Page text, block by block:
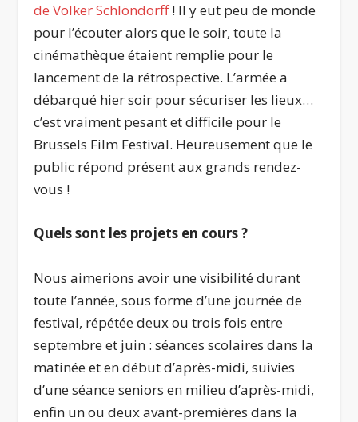
de Volker Schlöndorff! Il y eut peu de monde
pour l’écouter alors que le soir, toute la
cinémathèque étaient remplie pour le
lancement de la rétrospective. L’armée a
débarqué hier soir pour sécuriser les lieux…
c’est vraiment pesant et difficile pour le
Brussels Film Festival. Heureusement que le
public répond présent aux grands rendez-
vous !
Quels sont les projets en cours ?
Nous aimerions avoir une visibilité durant
toute l’année, sous forme d’une journée de
festival, répétée deux ou trois fois entre
septembre et juin : séances scolaires dans la
matinée et en début d’après-midi, suivies
d’une séance seniors en milieu d’après-midi,
enfin un ou deux avant-premières dans la